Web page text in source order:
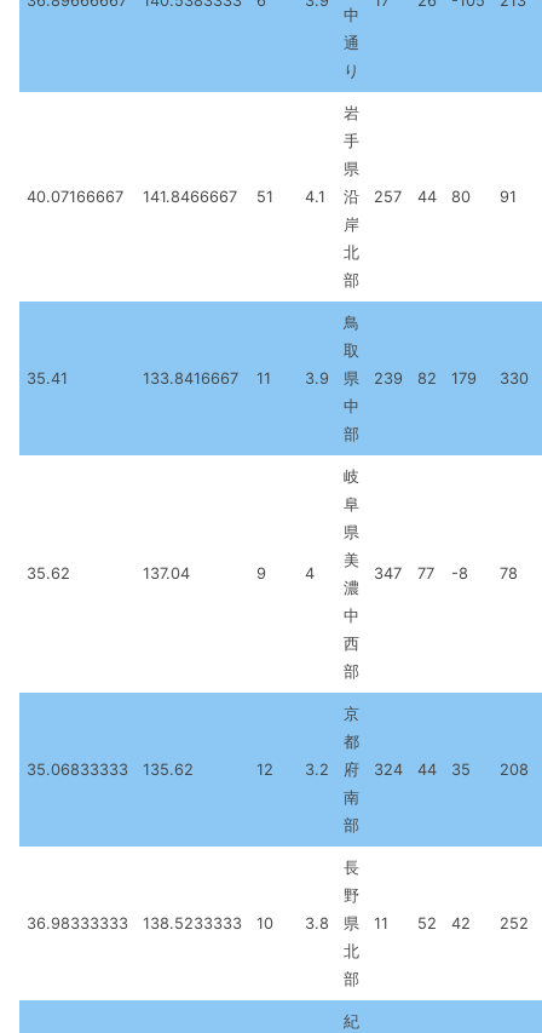
中
通
り
40.07166667 141.8466667 51 4.1
岩
手
県
沿
岸
北
部
257 44 80 91
35.41 133.8416667 11 3.9
鳥
取
県
中
部
239 82 179 330
35.62 137.04 9 4
岐
阜
県
美
濃
中
西
部
347 77 -8 78
35.06833333 135.62 12 3.2
京
都
府
南
部
324 44 35 208
36.98333333 138.5233333 10 3.8
長
野
県
北
部
11 52 42 252
紀